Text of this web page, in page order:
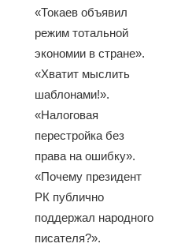
«Токаев объявил
режим тотальной
экономии в стране».
«Хватит мыслить
шаблонами!».
«Налоговая
перестройка без
права на ошибку».
«Почему президент
РК публично
поддержал народного
писателя?».